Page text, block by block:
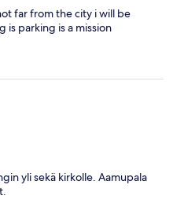
far from the city i will be
is parking is a mission
yli sekä kirkolle. Aamupala